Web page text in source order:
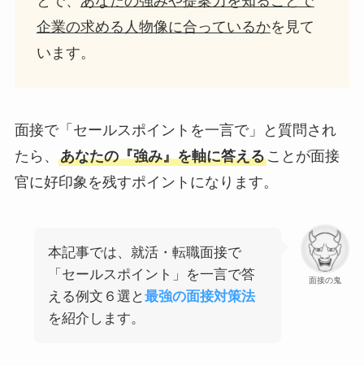
企業の求める人物像に合っているかを見て
います。
面接で「セールスポイントを一言で」と質問され
たら、 あなたの『強み』を軸に答えることが面接
官に好印象を残すポイントになります。
面接の鬼
本記事では、就活・転職面接で
「セールスポイント」を一言で答
える例文６選と最強の面接対策法
を紹介します。